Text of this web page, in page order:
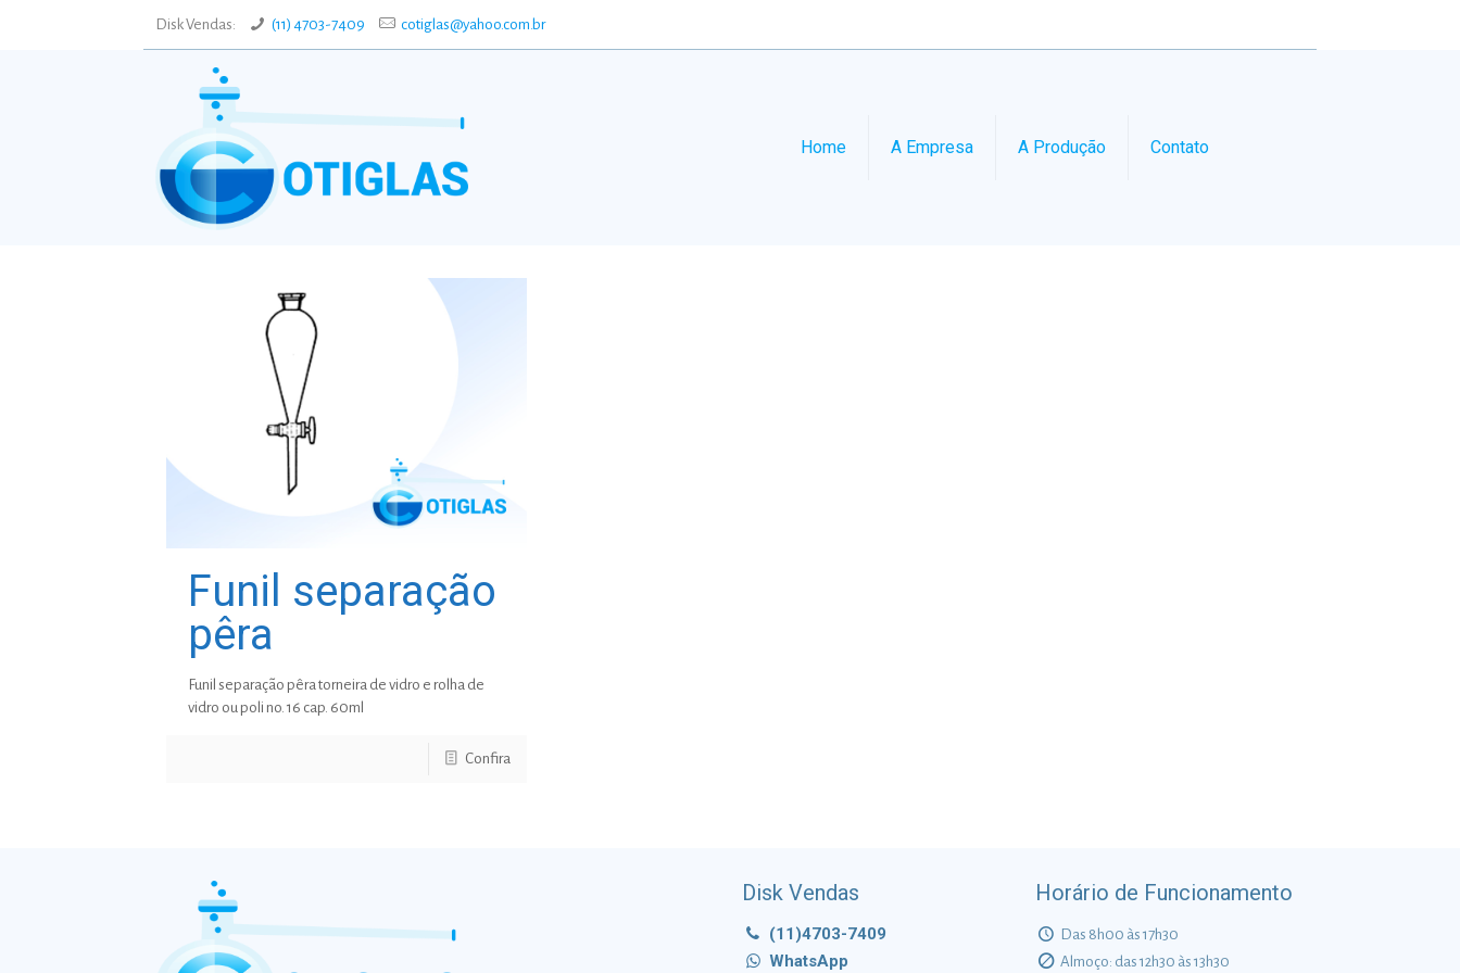
Disk Vendas: (11) 4703-7409 cotiglas@yahoo.com.br
Home A Empresa A Produção Contato
Funil separação
pêra
Funil separação pêra torneira de vidro e rolha de
vidro ou poli no. 16 cap. 60ml
Confira
Disk Vendas
(11)4703-7409
WhatsApp
Horário de Funcionamento
Das 8h00 às 17h30
Almoço: das 12h30 às 13h30